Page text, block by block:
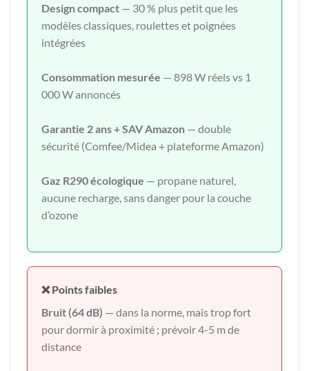
Design compact — 30 % plus petit que les
modèles classiques, roulettes et poignées
intégrées
Consommation mesurée — 898 W réels vs 1
000 W annoncés
Garantie 2 ans + SAV Amazon — double
sécurité (Comfee/Midea + plateforme Amazon)
Gaz R290 écologique — propane naturel,
aucune recharge, sans danger pour la couche
d’ozone
❌ Points faibles
Bruit (64 dB) — dans la norme, mais trop fort
pour dormir à proximité ; prévoir 4-5 m de
distance